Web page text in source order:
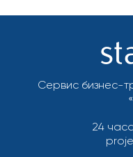
Сервис бизнес-
24